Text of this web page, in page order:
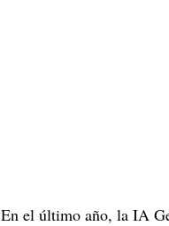
En el último año, la IA